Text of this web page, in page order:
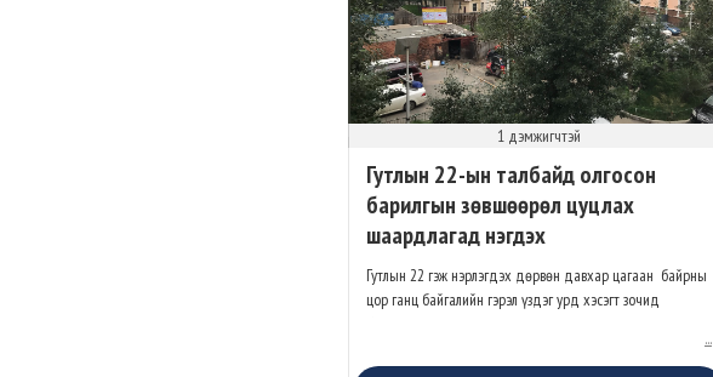
1 дэмжигчтэй
Гутлын 22-ын талбайд олгосон
барилгын зөвшөөрөл цуцлах
шаардлагад нэгдэх
Гутлын 22 гэж нэрлэгдэх дөрвөн давхар цагаан байрны
цор ганц байгалийн гэрэл үздэг урд хэсэгт зочид
...